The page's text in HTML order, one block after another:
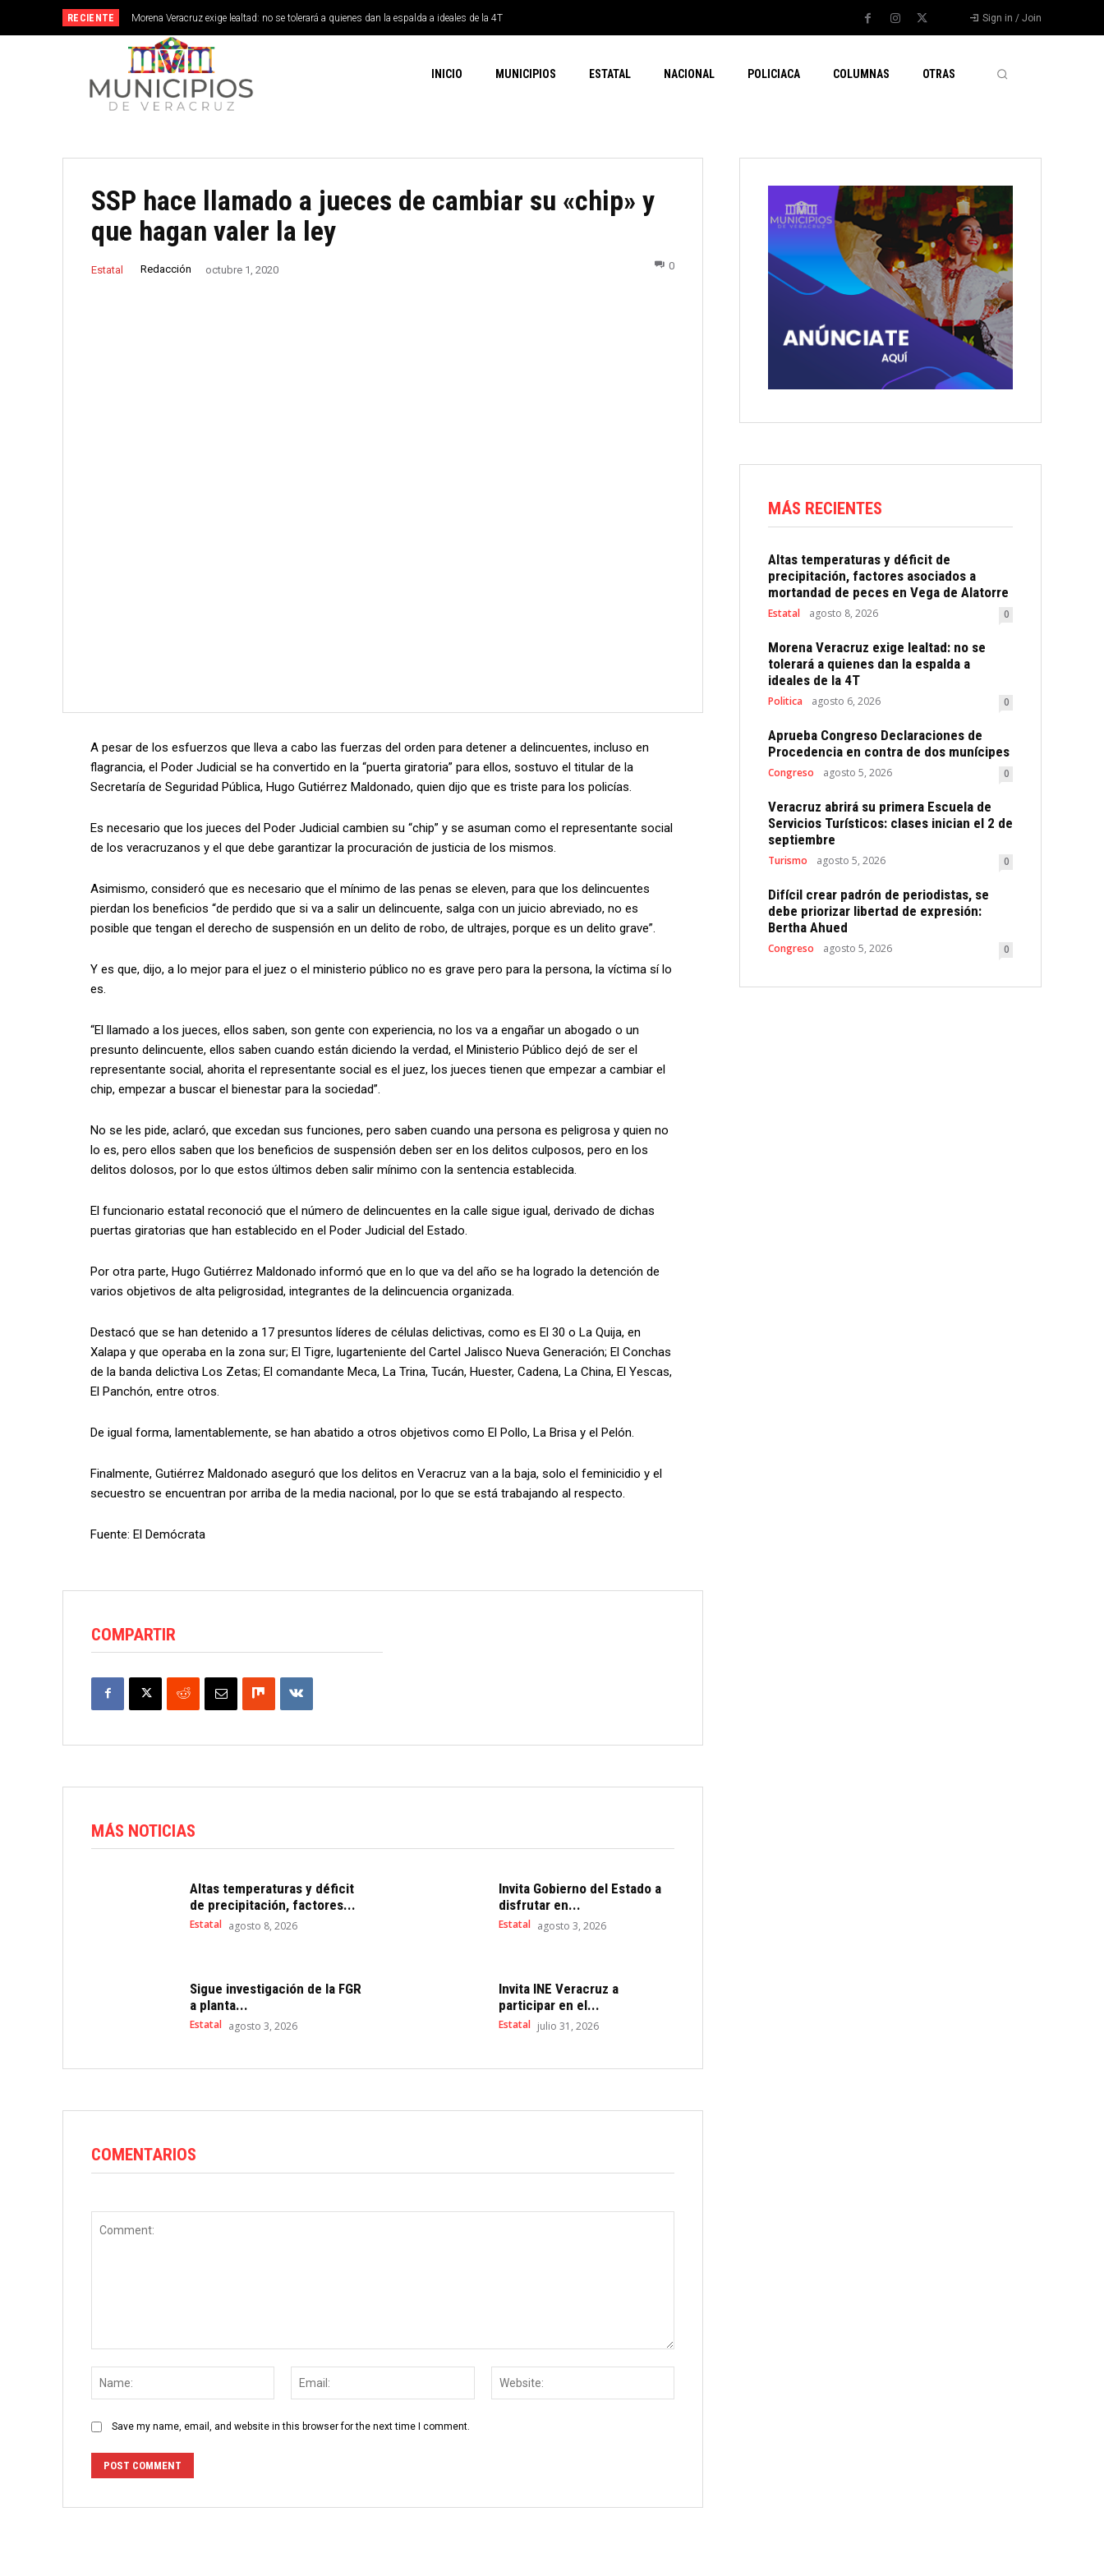
RECIENTE Morena Veracruz exige lealtad: no se tolerará a quienes dan la espalda a ideales de la 4T Sign in / Join
INICIO MUNICIPIOS ESTATAL NACIONAL POLICIACA COLUMNAS OTRAS
SSP hace llamado a jueces de cambiar su «chip» y
que hagan valer la ley
Estatal Redacción octubre 1, 2020 0
A pesar de los esfuerzos que lleva a cabo las fuerzas del orden para detener a delincuentes, incluso en
flagrancia, el Poder Judicial se ha convertido en la “puerta giratoria” para ellos, sostuvo el titular de la
Secretaría de Seguridad Pública, Hugo Gutiérrez Maldonado, quien dijo que es triste para los policías.
Es necesario que los jueces del Poder Judicial cambien su “chip” y se asuman como el representante social
de los veracruzanos y el que debe garantizar la procuración de justicia de los mismos.
Asimismo, consideró que es necesario que el mínimo de las penas se eleven, para que los delincuentes
pierdan los beneficios “de perdido que si va a salir un delincuente, salga con un juicio abreviado, no es
posible que tengan el derecho de suspensión en un delito de robo, de ultrajes, porque es un delito grave”.
Y es que, dijo, a lo mejor para el juez o el ministerio público no es grave pero para la persona, la víctima sí lo
es.
“El llamado a los jueces, ellos saben, son gente con experiencia, no los va a engañar un abogado o un
presunto delincuente, ellos saben cuando están diciendo la verdad, el Ministerio Público dejó de ser el
representante social, ahorita el representante social es el juez, los jueces tienen que empezar a cambiar el
chip, empezar a buscar el bienestar para la sociedad”.
No se les pide, aclaró, que excedan sus funciones, pero saben cuando una persona es peligrosa y quien no
lo es, pero ellos saben que los beneficios de suspensión deben ser en los delitos culposos, pero en los
delitos dolosos, por lo que estos últimos deben salir mínimo con la sentencia establecida.
El funcionario estatal reconoció que el número de delincuentes en la calle sigue igual, derivado de dichas
puertas giratorias que han establecido en el Poder Judicial del Estado.
Por otra parte, Hugo Gutiérrez Maldonado informó que en lo que va del año se ha logrado la detención de
varios objetivos de alta peligrosidad, integrantes de la delincuencia organizada.
Destacó que se han detenido a 17 presuntos líderes de células delictivas, como es El 30 o La Quija, en
Xalapa y que operaba en la zona sur; El Tigre, lugarteniente del Cartel Jalisco Nueva Generación; El Conchas
de la banda delictiva Los Zetas; El comandante Meca, La Trina, Tucán, Huester, Cadena, La China, El Yescas,
El Panchón, entre otros.
De igual forma, lamentablemente, se han abatido a otros objetivos como El Pollo, La Brisa y el Pelón.
Finalmente, Gutiérrez Maldonado aseguró que los delitos en Veracruz van a la baja, solo el feminicidio y el
secuestro se encuentran por arriba de la media nacional, por lo que se está trabajando al respecto.
Fuente: El Demócrata
COMPARTIR
MÁS NOTICIAS
Altas temperaturas y déficit
de precipitación, factores...
Estatal agosto 8, 2026
Invita Gobierno del Estado a
disfrutar en...
Estatal agosto 3, 2026
Sigue investigación de la FGR
a planta...
Estatal agosto 3, 2026
Invita INE Veracruz a
participar en el...
Estatal julio 31, 2026
COMENTARIOS
Save my name, email, and website in this browser for the next time I comment.
MÁS RECIENTES
Altas temperaturas y déficit de
precipitación, factores asociados a
mortandad de peces en Vega de Alatorre
Estatal agosto 8, 2026 0
Morena Veracruz exige lealtad: no se
tolerará a quienes dan la espalda a
ideales de la 4T
Politica agosto 6, 2026 0
Aprueba Congreso Declaraciones de
Procedencia en contra de dos munícipes
Congreso agosto 5, 2026 0
Veracruz abrirá su primera Escuela de
Servicios Turísticos: clases inician el 2 de
septiembre
Turismo agosto 5, 2026 0
Difícil crear padrón de periodistas, se
debe priorizar libertad de expresión:
Bertha Ahued
Congreso agosto 5, 2026 0